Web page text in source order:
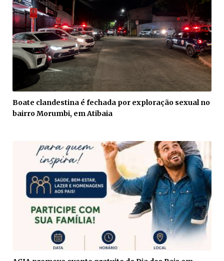
Boate clandestina é fechada por exploração sexual no
bairro Morumbi, em Atibaia